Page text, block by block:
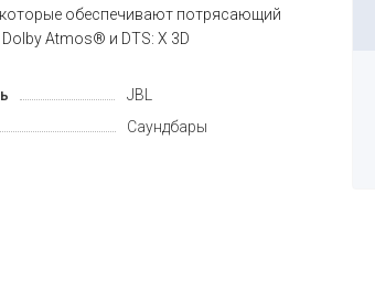
обеспечивают потрясающий
Atmos® и DTS: X 3D
JBL
Саундбары